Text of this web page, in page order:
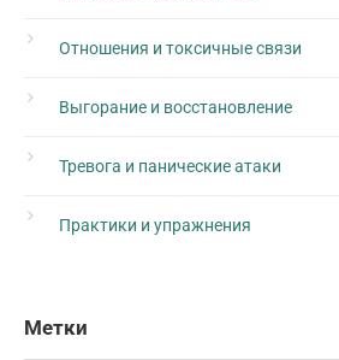
Отношения и токсичные связи
Выгорание и восстановление
Тревога и панические атаки
Практики и упражнения
Метки